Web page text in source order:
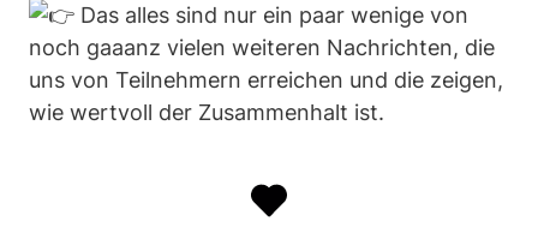
Das alles sind nur ein paar wenige von
noch gaaanz vielen weiteren Nachrichten, die
uns von Teilnehmern erreichen und die zeigen,
wie wertvoll der Zusammenhalt ist.